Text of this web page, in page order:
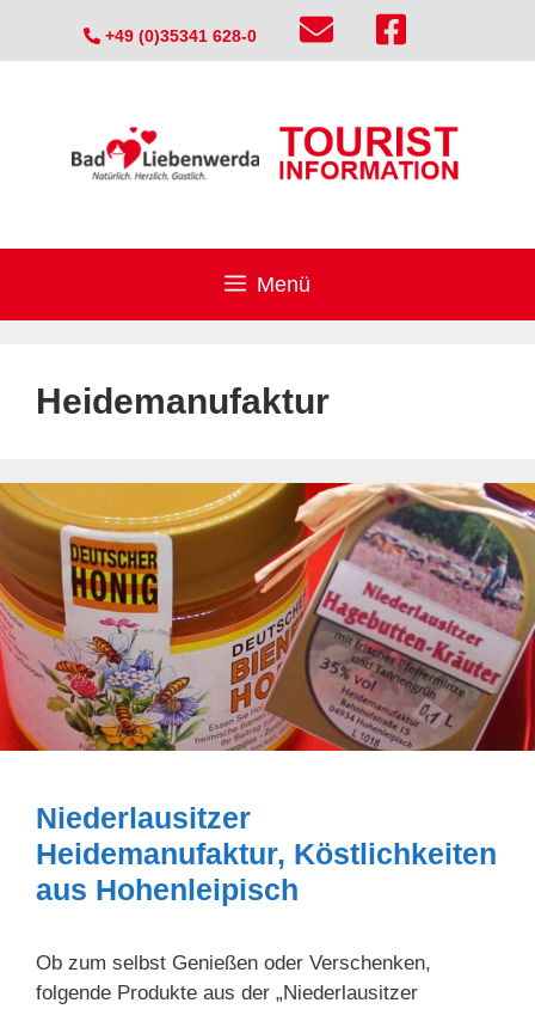
+49 (0)35341 628-0
Menü
Heidemanufaktur
Niederlausitzer
Heidemanufaktur, Köstlichkeiten
aus Hohenleipisch
Ob zum selbst Genießen oder Verschenken,
folgende Produkte aus der „Niederlausitzer